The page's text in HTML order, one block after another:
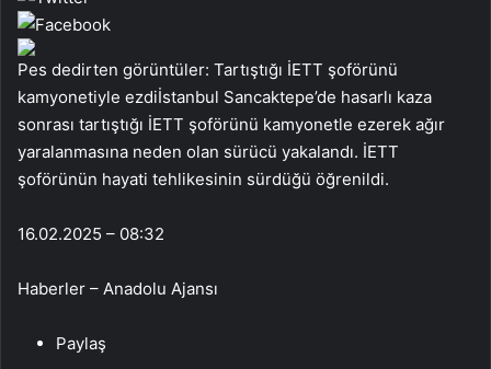
Pes dedirten görüntüler: Tartıştığı İETT şoförünü
kamyonetiyle ezdiİstanbul Sancaktepe’de hasarlı kaza
sonrası tartıştığı İETT şoförünü kamyonetle ezerek ağır
yaralanmasına neden olan sürücü yakalandı. İETT
şoförünün hayati tehlikesinin sürdüğü öğrenildi.
16.02.2025 – 08:32
Haberler – Anadolu Ajansı
Paylaş